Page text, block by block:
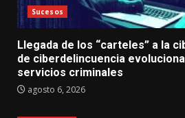
Sucesos
Llegada de los “carteles” a la
de ciberdelincuencia
servicios criminales
agosto 6, 2026